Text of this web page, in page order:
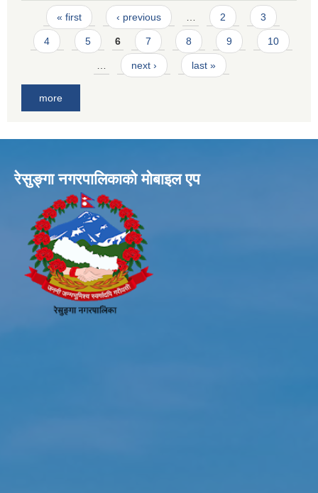
Pages
« first ‹ previous 2 3
4 5 6 7 8 9 10
next › last »
more
रेसुङ्गा नगरपालिकाकाे माेबाइल एप